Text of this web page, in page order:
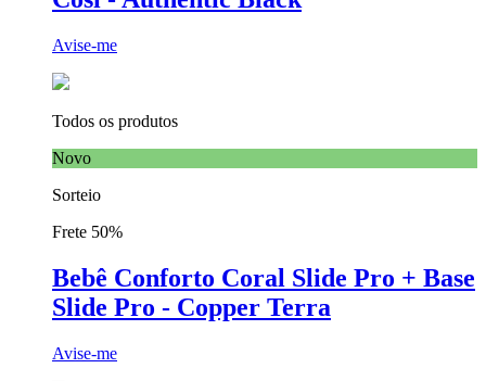
Avise-me
Todos os produtos
Novo
Sorteio
Frete 50%
Bebê Conforto Coral Slide Pro + Base
Slide Pro - Copper Terra
Avise-me